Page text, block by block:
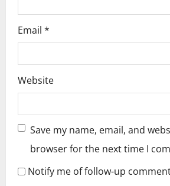
Email *
Website
Save my name, email, and
browser for the next time I
Notify me of follow-up